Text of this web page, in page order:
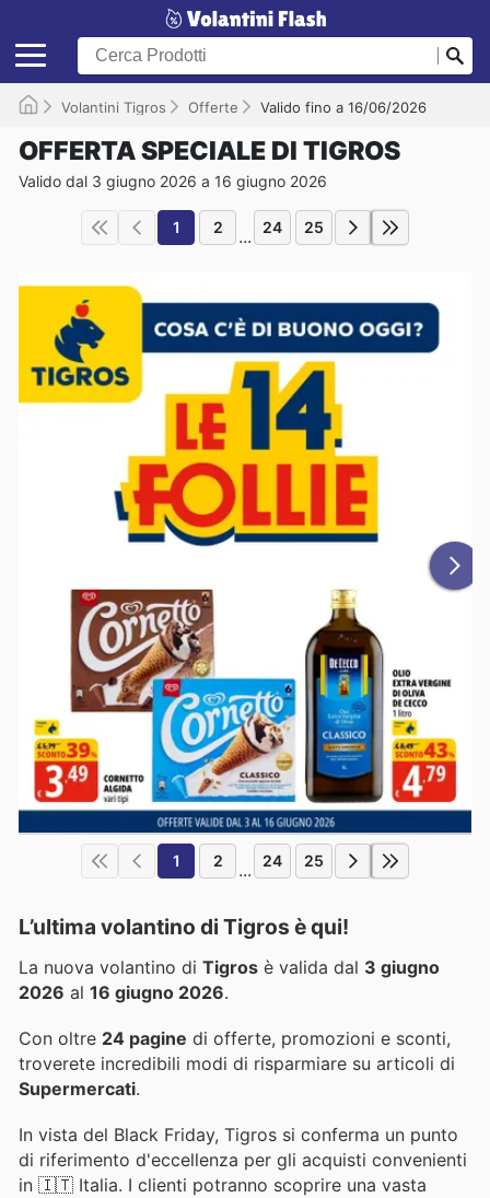
Volantini Tigros Offerte Valido fino a 16/06/2026
OFFERTA SPECIALE DI TIGROS
Valido dal 3 giugno 2026 a 16 giugno 2026
1 2 ... 24 25
1 2 ... 24 25
L’ultima volantino di Tigros è qui!
La nuova volantino di Tigros è valida dal 3 giugno
2026 al 16 giugno 2026.
Con oltre 24 pagine di offerte, promozioni e sconti,
troverete incredibili modi di risparmiare su articoli di
Supermercati.
In vista del Black Friday, Tigros si conferma un punto
di riferimento d'eccellenza per gli acquisti convenienti
in 🇮🇹 Italia. I clienti potranno scoprire una vasta